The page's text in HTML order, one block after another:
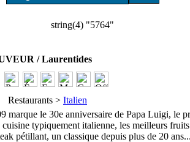
string(4) "5764"
/ Laurentides
Restaurants > Italien
marque le 30e anniversaire de Papa Luigi, le
cuisine typiquement italienne, les meilleurs
pétillant, un classique depuis plus de 20 ans...